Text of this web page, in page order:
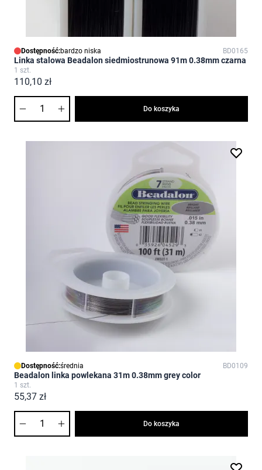
Dostępność:bardzo niska BD0165
Linka stalowa Beadalon siedmiostrunowa 91m 0.38mm czarna
1 szt.
110,10 zł
Do koszyka
Dostępność:średnia BD0109
Beadalon linka powlekana 31m 0.38mm grey color
1 szt.
55,37 zł
Do koszyka